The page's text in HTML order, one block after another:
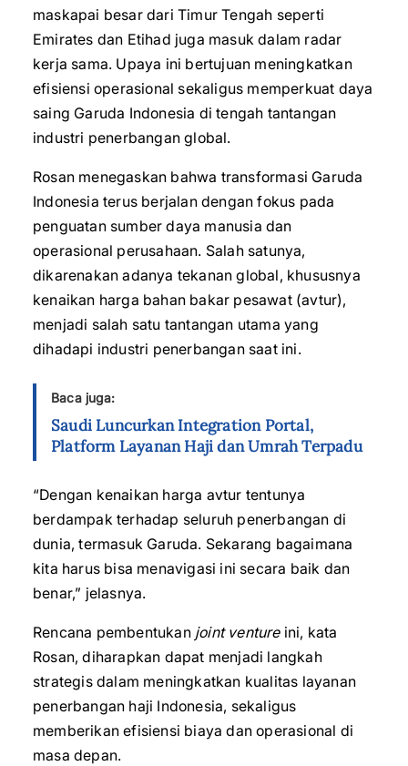
maskapai besar dari Timur Tengah seperti
Emirates dan Etihad juga masuk dalam radar
kerja sama. Upaya ini bertujuan meningkatkan
efisiensi operasional sekaligus memperkuat daya
saing Garuda Indonesia di tengah tantangan
industri penerbangan global.
Rosan menegaskan bahwa transformasi Garuda
Indonesia terus berjalan dengan fokus pada
penguatan sumber daya manusia dan
operasional perusahaan. Salah satunya,
dikarenakan adanya tekanan global, khususnya
kenaikan harga bahan bakar pesawat (avtur),
menjadi salah satu tantangan utama yang
dihadapi industri penerbangan saat ini.
Baca juga:
Saudi Luncurkan Integration Portal,
Platform Layanan Haji dan Umrah Terpadu
“Dengan kenaikan harga avtur tentunya
berdampak terhadap seluruh penerbangan di
dunia, termasuk Garuda. Sekarang bagaimana
kita harus bisa menavigasi ini secara baik dan
benar,” jelasnya.
Rencana pembentukan joint ventureini, kata
Rosan, diharapkan dapat menjadi langkah
strategis dalam meningkatkan kualitas layanan
penerbangan haji Indonesia, sekaligus
memberikan efisiensi biaya dan operasional di
masa depan.